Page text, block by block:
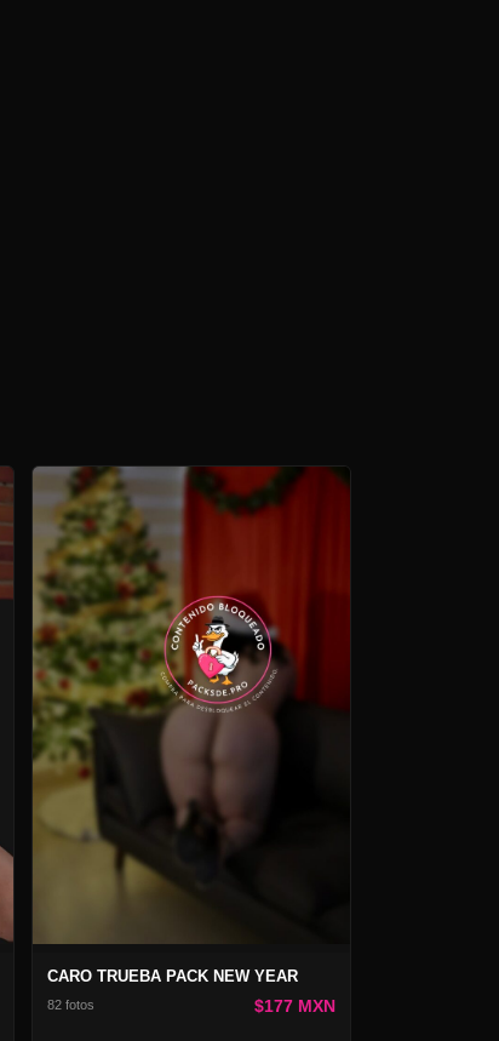
CARO TRUEBA PACK NEW YEAR
82 fotos $177 MXN